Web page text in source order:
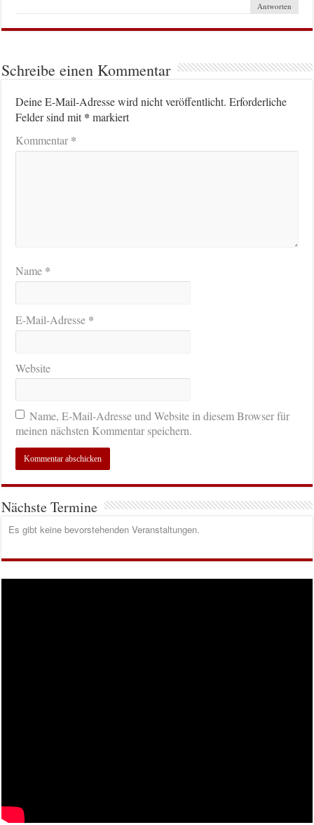
Antworten
Schreibe einen Kommentar
Deine E-Mail-Adresse wird nicht veröffentlicht. Erforderliche
Felder sind mit* markiert
Kommentar*
Name *
E-Mail-Adresse *
Website
Name, E-Mail-Adresse und Website in diesem Browser für
meinen nächsten Kommentar speichern.
Nächste Termine
Es gibt keine bevorstehenden Veranstaltungen.